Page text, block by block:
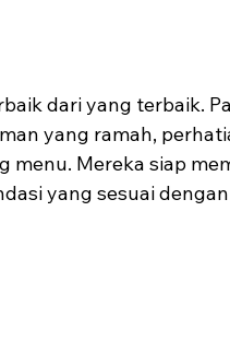
dari yang terbaik.
yang ramah,
menu. Mereka siap
yang sesuai